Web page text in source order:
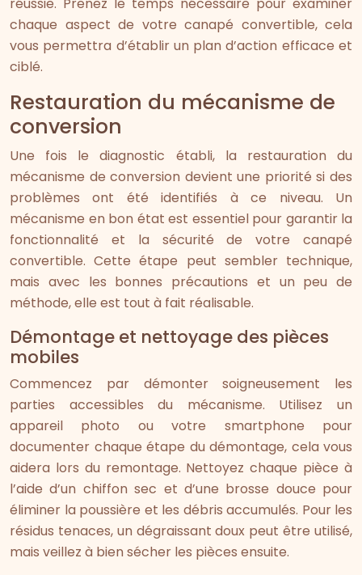
chaque aspect de votre canapé convertible, cela
vous permettra d’établir un plan d’action efficace et
ciblé.
Restauration du mécanisme de
conversion
Une fois le diagnostic établi, la restauration du
mécanisme de conversion devient une priorité si des
problèmes ont été identifiés à ce niveau. Un
mécanisme en bon état est essentiel pour garantir la
fonctionnalité et la sécurité de votre canapé
convertible. Cette étape peut sembler technique,
mais avec les bonnes précautions et un peu de
méthode, elle est tout à fait réalisable.
Démontage et nettoyage des pièces
mobiles
Commencez par démonter soigneusement les
parties accessibles du mécanisme. Utilisez un
appareil photo ou votre smartphone pour
documenter chaque étape du démontage, cela vous
aidera lors du remontage. Nettoyez chaque pièce à
l’aide d’un chiffon sec et d’une brosse douce pour
éliminer la poussière et les débris accumulés. Pour les
résidus tenaces, un dégraissant doux peut être utilisé,
mais veillez à bien sécher les pièces ensuite.